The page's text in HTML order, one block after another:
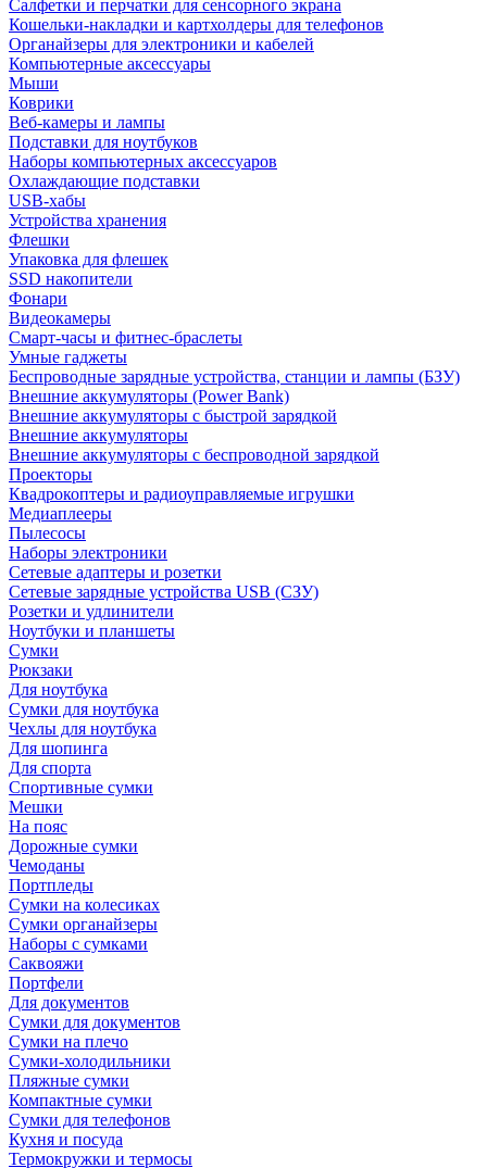
Салфетки и перчатки для сенсорного экрана
Кошельки-накладки и картхолдеры для телефонов
Органайзеры для электроники и кабелей
Компьютерные аксессуары
Мыши
Коврики
Веб-камеры и лампы
Подставки для ноутбуков
Наборы компьютерных аксессуаров
Охлаждающие подставки
USB-хабы
Устройства хранения
Флешки
Упаковка для флешек
SSD накопители
Фонари
Видеокамеры
Смарт-часы и фитнес-браслеты
Умные гаджеты
Беспроводные зарядные устройства, станции и лампы (БЗУ)
Внешние аккумуляторы (Power Bank)
Внешние аккумуляторы с быстрой зарядкой
Внешние аккумуляторы
Внешние аккумуляторы с беспроводной зарядкой
Проекторы
Квадрокоптеры и радиоуправляемые игрушки
Медиаплееры
Пылесосы
Наборы электроники
Сетевые адаптеры и розетки
Сетевые зарядные устройства USB (СЗУ)
Розетки и удлинители
Ноутбуки и планшеты
Сумки
Рюкзаки
Для ноутбука
Сумки для ноутбука
Чехлы для ноутбука
Для шопинга
Для спорта
Спортивные сумки
Мешки
На пояс
Дорожные сумки
Чемоданы
Портпледы
Сумки на колесиках
Сумки органайзеры
Наборы с сумками
Саквояжи
Портфели
Для документов
Сумки для документов
Сумки на плечо
Сумки-холодильники
Пляжные сумки
Компактные сумки
Сумки для телефонов
Кухня и посуда
Термокружки и термосы